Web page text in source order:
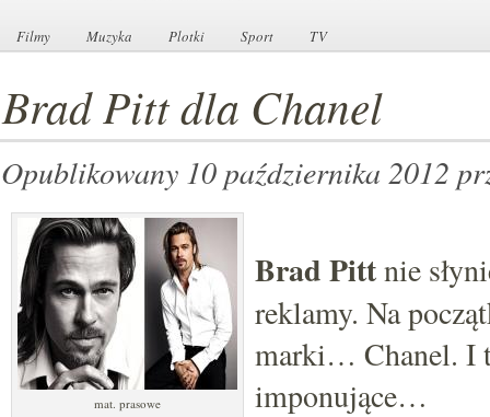
Filmy
Filmy Muzyka
Muzyka Plotki
Plotki Sport
Sport TV
TV
Brad Pitt dla Chanel
Opublikowany 10 października 2012
mat. prasowe
Brad Pittnie
reklamy. Na
marki… Chanel. I
imponujące…